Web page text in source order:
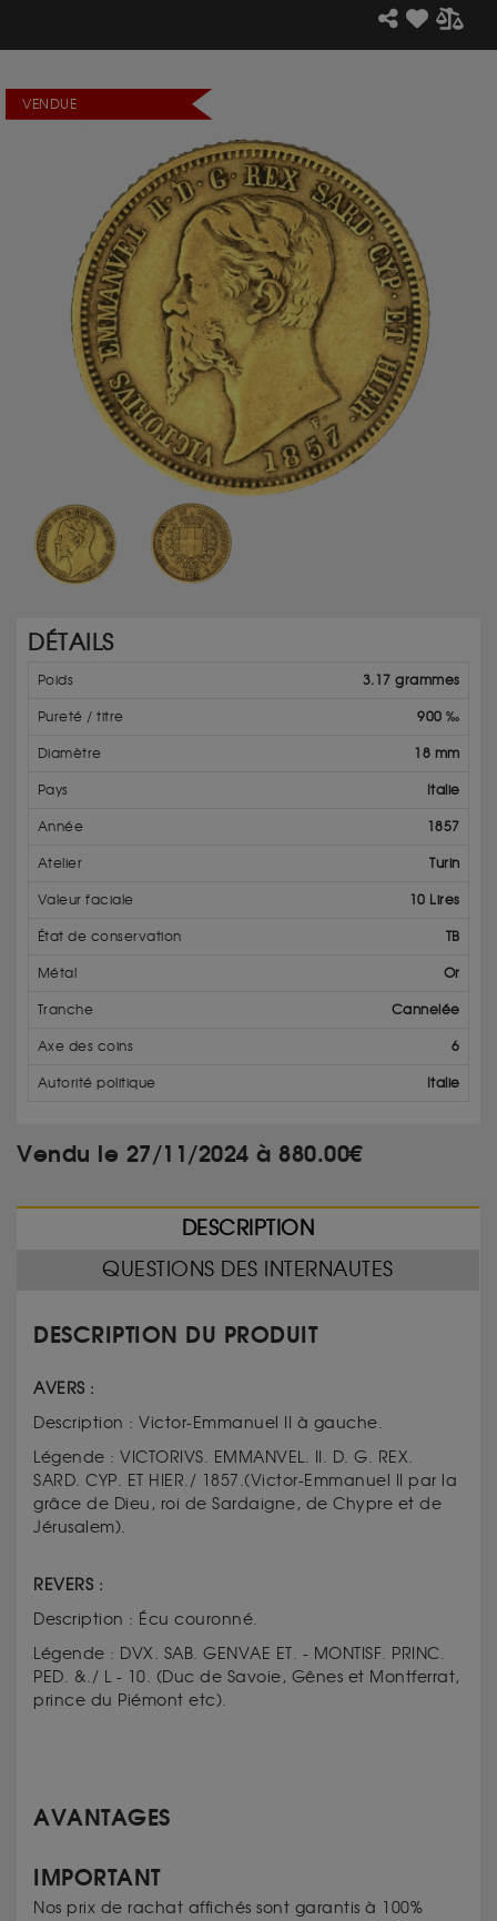
DÉTAILS
Poids 3.17 grammes
Pureté / titre 900 ‰
Diamètre 18 mm
Pays Italie
Année 1857
Atelier Turin
Valeur faciale 10 Lires
État de conservation TB
Métal Or
Tranche Cannelée
Axe des coins 6
Autorité politique Italie
VENDUE
Vendu le 27/11/2024 à 880.00€
DESCRIPTION
QUESTIONS DES INTERNAUTES
DESCRIPTION DU PRODUIT
AVERS :
Description : Victor-Emmanuel II à gauche.
Légende : VICTORIVS. EMMANVEL. II. D. G. REX.
SARD. CYP. ET HIER./ 1857.(Victor-Emmanuel II par la
grâce de Dieu, roi de Sardaigne, de Chypre et de
Jérusalem).
REVERS :
Description : Écu couronné.
Légende : DVX. SAB. GENVAE ET. - MONTISF. PRINC.
PED. &./ L - 10. (Duc de Savoie, Gênes et Montferrat,
prince du Piémont etc).
AVANTAGES
IMPORTANT
Nos prix de rachat affichés sont garantis à 100%